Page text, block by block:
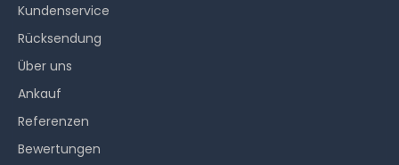
Kundenservice
Rücksendung
Über uns
Ankauf
Referenzen
Bewertungen